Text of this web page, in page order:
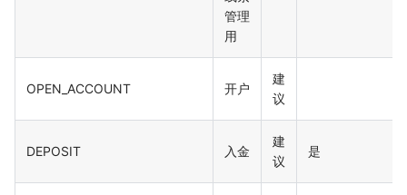
管理
用
OPEN_ACCOUNT 开户
建
议
DEPOSIT 入金
建
议
是